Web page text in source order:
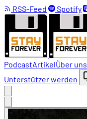
RSS-Feed Spotify
PodcastArtikelÜber uns
Unterstützer werden